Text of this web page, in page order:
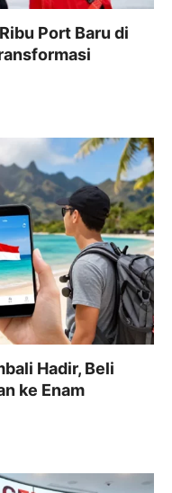
Port Baru di
Hadir, Beli
ke Enam